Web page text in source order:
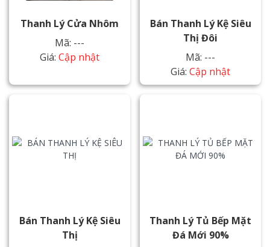
Thanh Lý Cửa Nhôm
Mã: ---
Giá: Cập nhật
Bán Thanh Lý Kệ Siêu
Thị Đôi
Mã: ---
Giá: Cập nhật
Bán Thanh Lý Kệ Siêu
Thị
Thanh Lý Tủ Bếp Mặt
Đá Mới 90%